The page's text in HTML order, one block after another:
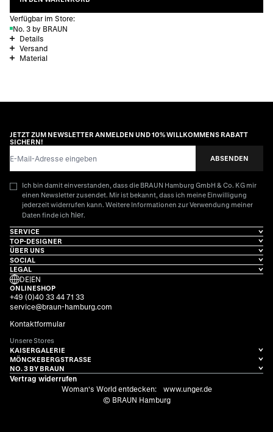
Verfügbar im Store:
No. 3 by BRAUN
Details
Versand
Material
JETZT ZUM NEWSLETTER ANMELDEN UND 10% WILLKOMMENS RABATT
SICHERN!
ABSENDEN
Ich bin damit einverstanden, dass die BRAUN Hamburg GmbH & Co. KG mir
einen Newsletter zusendet. Mir ist bekannt, dass ich meine Einwilligung
jederzeit widerrufen kann. Weitere Informationen zur Verwendung meiner
Daten finde ich hier.
SERVICE
TOP-DESIGNER
ÜBER UNS
SOCIAL
LEGAL
DE|EN
ONLINESHOP
+49 (0)40 33 44 71 33
service@braun-hamburg.com
Kontaktformular
Unsere Stores
KAISERGALERIE
MÖNCKEBERGSTRASSE
NO. 3 BY BRAUN
Vertrag widerrufen
Woman's World entdecken:
www.unger.de
© BRAUN Hamburg